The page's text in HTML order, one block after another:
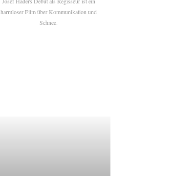
harmloser Film über Kommunikation und
Schnee.